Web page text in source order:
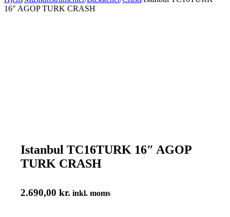
16″ AGOP TURK CRASH
Istanbul TC16TURK 16″ AGOP
TURK CRASH
2.690,00 kr. inkl. moms